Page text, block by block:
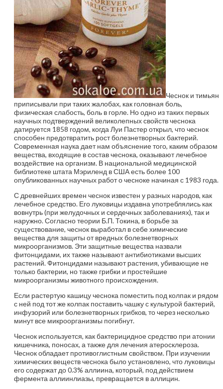
Чеснок и тимьян
приписывали при таких жалобах, как головная боль,
физическая слабость, боль в горле. Но одно из таких первых
научных подтверждений великолепных свойств чеснока
датируется 1858 годом, когда Луи Пастер открыл, что чеснок
способен предотвратить рост болезнетворных бактерий.
Современная наука дает нам объяснение того, каким образом
вещества, входящие в состав чеснока, оказывают лечебное
воздействие на организм. В национальной медицинской
библиотеке штата Мэриленд в США есть более 100
опубликованных научных работ о чесноке начиная с 1983 года.
С древнейших времен чеснок известен у разных народов, как
лечебное средство. Его луковицы издавна употреблялись как
вовнутрь (при желудочных и сердечных заболеваниях), так и
наружно. Согласно теории Б.П. Токина, в борьбе за
существование, чеснок выработал в себе химические
вещества для защиты от вредных болезнетворных
микроорганизмов. Эти защитные вещества назвали
фитонцидами, их также называют антибиотиками высших
растений. Фитонцидами называют растения, убивающие не
только бактерии, но также грибки и простейшие
микроорганизмы животного происхождения.
Если растертую кашицу чеснока поместить под колпак и рядом
с ней под тот же колпак поставить чашку с культурой бактерий,
инфузорий или болезнетворных грибков, то через несколько
минут все микроорганизмы погибнут.
Чеснок используется, как бактерицидное средство при атонии
кишечника, поносах, а также для лечения атеросклероза.
Чеснок обладает противоглистным свойством. При изучении
химических веществ чеснока было установлено, что луковицы
его содержат до 0.3% аллиина, который, под действием
фермента аллиинлиазы, превращается в аллицин.